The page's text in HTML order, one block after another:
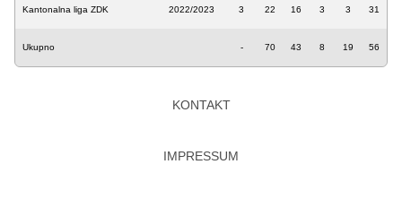
Kantonalna liga ZDK 2022/2023 3 22 16 3 3 31
Ukupno - 70 43 8 19 56
KONTAKT
IMPRESSUM